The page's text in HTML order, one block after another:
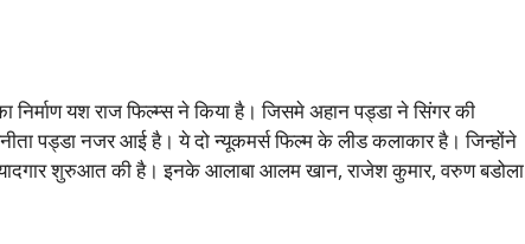
निर्माण यश राज फिल्म्स ने किया है। जिसमे अहान पड्डा ने सिंगर की
पड्डा नजर आई है। ये दो न्यूकमर्स फिल्म के लीड कलाकार है। जिन्होंने
शुरुआत की है। इनके आलाबा आलम खान, राजेश कुमार, वरुण बडोला